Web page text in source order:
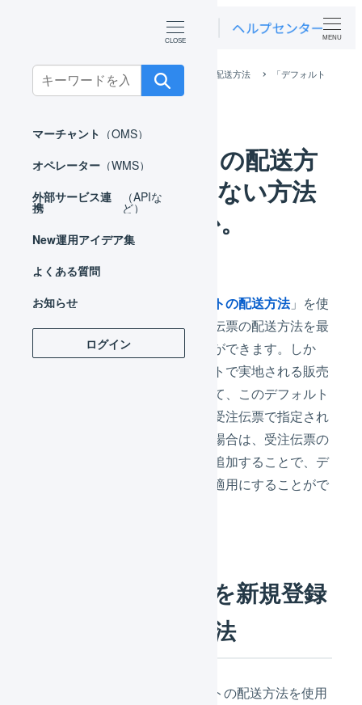
Search
for:
マーチャント （OMS）
オペレーター （WMS）
外部サービス連
携
（APIな
ど）
New運用アイデア集
よくある質問
お知らせ
ログイン
MENU
ホーム よくある質問 デフォルトの配送方法
「デフォルト
の配送方法」を適用しない方法はありますか。
「デフォルトの配送方
法」を適用しない方法
はありますか。
商品マスタの「 デフォルトの配送方法」を使
用すると、自動的に出荷伝票の配送方法を最
適なものに変更することができます。しか
し、一方でモールやカートで実地される販売
プログラムなどに関連して、このデフォルト
の配送方法を使用せず、受注伝票で指定され
た配送方法を使用したい場合は、受注伝票の
マクロを使用してタグを追加することで、デ
フォルトの配送方法を非適用にすることがで
画面から受注伝票を新規登録
する場合の指定方法
交換品の発送などで、デフォルトの配送方法を使用